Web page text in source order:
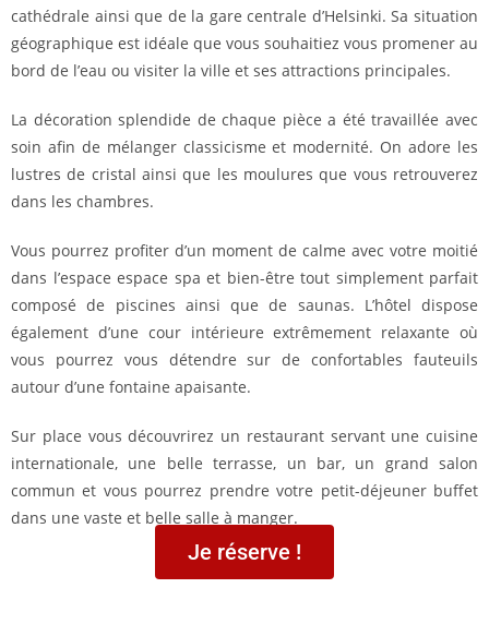
cathédrale ainsi que de la gare centrale d’Helsinki. Sa situation
géographique est idéale que vous souhaitiez vous promener au
bord de l’eau ou visiter la ville et ses attractions principales.
La décoration splendide de chaque pièce a été travaillée avec
soin afin de mélanger classicisme et modernité. On adore les
lustres de cristal ainsi que les moulures que vous retrouverez
dans les chambres.
Vous pourrez profiter d’un moment de calme avec votre moitié
dans l’espace espace spa et bien-être tout simplement parfait
composé de piscines ainsi que de saunas. L’hôtel dispose
également d’une cour intérieure extrêmement relaxante où
vous pourrez vous détendre sur de confortables fauteuils
autour d’une fontaine apaisante.
Sur place vous découvrirez un restaurant servant une cuisine
internationale, une belle terrasse, un bar, un grand salon
commun et vous pourrez prendre votre petit-déjeuner buffet
dans une vaste et belle salle à manger.
Je réserve !